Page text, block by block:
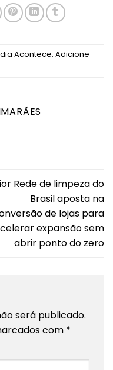
Acontece. Adicione
Rede de limpeza do
Brasil aposta na
de lojas para
expansão sem
abrir ponto do zero
será publicado.
com *